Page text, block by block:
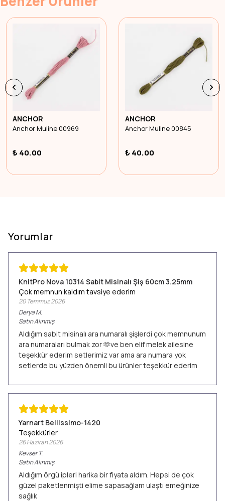
ANCHOR
Anchor Muline 00969
₺ 40.00
ANCHOR
Anchor Muline 00845
₺ 40.00
Yorumlar
KnitPro Nova 10314 Sabit Misinalı Şiş 60cm 3.25mm
Çok memnun kaldım tavsiye ederim
20 Temmuz 2026
DeryaM.
Satın Alınmış
Aldığım sabit misinalı ara numaralı şişlerdi çok memnunum
ara numaraları bulmak zor 🫶ve ben elif melek ailesine
teşekkür ederim setlerimiz var ama ara numara yok
setlerde bu yüzden önemli bu ürünler teşekkür ederim
Yarnart Bellissimo-1420
Teşekkürler
26 Haziran 2026
Kevser T.
Satın Alınmış
Aldığım örgü ipleri harika bir fiyata aldım. Hepsi de çok
güzel paketlenmişti elime sapasağlam ulaştı emeğinize
sağlık